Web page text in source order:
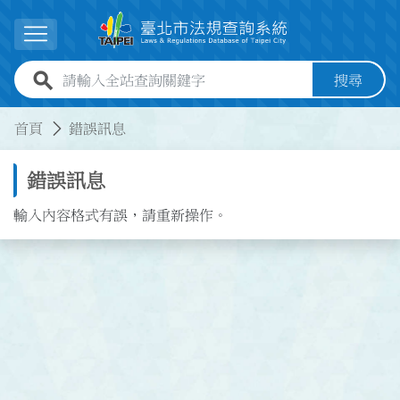
展開選單
全站查詢關鍵字欄位 搜尋
首頁 錯誤訊息
錯誤訊息
輸入內容格式有誤，請重新操作。